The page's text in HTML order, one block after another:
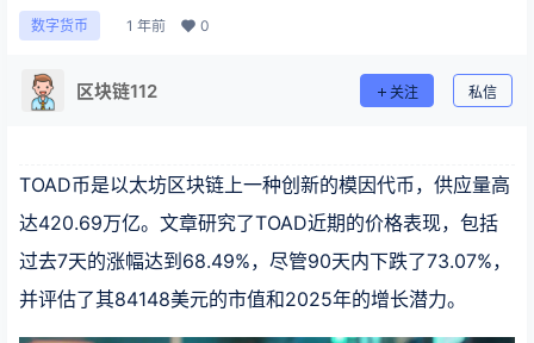
数字货币 1 年前 0
区块链112 关注 私信
TOAD币是以太坊区块链上一种创新的模因代币，供应量高
达420.69万亿。文章研究了TOAD近期的价格表现，包括
过去7天的涨幅达到68.49%，尽管90天内下跌了73.07%，
并评估了其84148美元的市值和2025年的增长潜力。